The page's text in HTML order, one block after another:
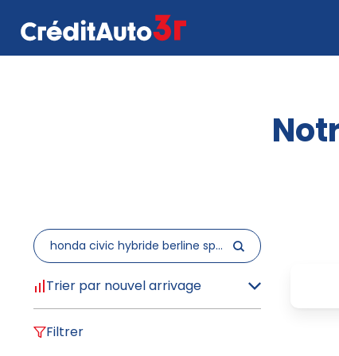
Trier par nouvel arrivage
Filtrer